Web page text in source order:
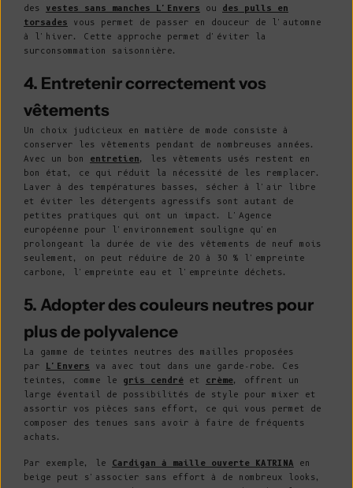
des vestes sans manches L'Envers ou des pulls en
torsades vous permet de passer en douceur de l'automne
à l'hiver. Cette approche permet d'éviter la
surconsommation saisonnière.
4. Entretenir correctement vos
vêtements
Un choix judicieux en matière de mode consiste à
conserver les vêtements pendant de nombreuses années.
Avec un bon entretien, les vêtements usés restent en
bon état, ce qui réduit la nécessité de les remplacer.
Laver à des températures basses, sécher à l'air libre
et éviter les détergents agressifs sont autant de
petites pratiques qui ont un impact. L'Agence
européenne pour l'environnement souligne qu'en
prolongeant la durée de vie des vêtements de neuf mois
seulement, on peut réduire de 20 à 30 % l'empreinte
carbone, l'empreinte eau et l'empreinte déchets.
5. Adopter des couleurs neutres pour
plus de polyvalence
La gamme de teintes neutres des mailles proposées
par L'Envers va avec tout dans une garde-robe. Ces
teintes, comme le gris cendré et crème, offrent un
large éventail de possibilités de style pour mixer et
assortir vos pièces sans effort, ce qui vous permet de
composer des tenues sans avoir à faire de fréquents
achats.
Par exemple, le Cardigan à maille ouverte KATRINA en
beige peut s'associer sans effort à de nombreux looks,